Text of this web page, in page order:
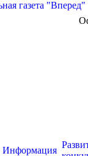
газета "Вперед"
Информация